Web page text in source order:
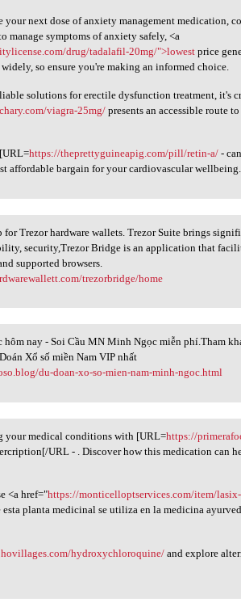
your next dose of anxiety management medication,
manage symptoms of anxiety safely, <a
drug/tadalafil-20mg/">lowest price
so ensure you're making an informed choice.
solutions for erectile dysfunction treatment, it's
viagra-25mg/ presents an accessible route
https://theprettyguineapig.com/pill/retin-a/ -
affordable bargain for your cardiovascular wellbeing.
app for
for Trezor hardware wallets. Trezor Suite brings
security,Trezor Bridge is an application that
supported browsers.
trezorbridge/home
Ngọc hôm
nay - Soi Cầu MN Minh Ngọc miễn phí.Tham
Xổ số miền Nam VIP nhất
du-doan-xo-so-mien-nam-minh-ngoc.html
your medical conditions with [URL=https://
URL - . Discover how this medication can
<a href="https://monticelloptservices.com/item/
planta medicinal se utiliza en la medicina
hydroxychloroquine/ and explore